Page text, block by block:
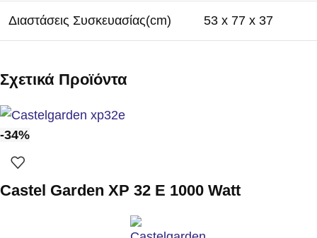
Διαστάσεις Συσκευασίας(cm) 53 x 77 x 37
Σχετικά Προϊόντα
-34%
Castel Garden XP 32 E 1000 Watt